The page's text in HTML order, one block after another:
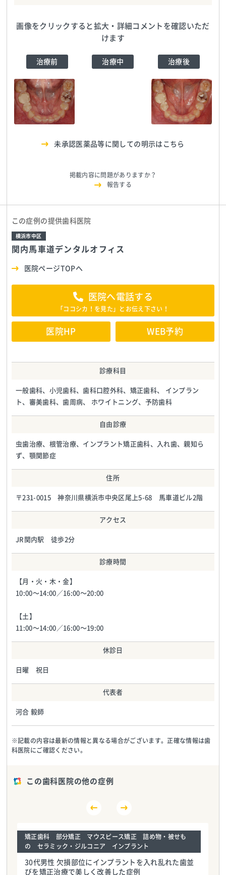
画像をクリックすると拡大・詳細コメントを確認いただ
けます
治療前 治療中 治療後
関内馬車道デンタル
オフィス
TEL:045-299-0488
関内馬車道デンタル
オフィス
TEL:045-299-0488
未承認医薬品等に関しての明示はこちら
掲載内容に問題がありますか？
報告する
この症例の提供歯科医院
関内馬車道デンタルオフィス
横浜市中区
医院ページTOPへ
医院へ電話する
「ココシカ！を見た」とお伝え下さい！
医院HP WEB予約
診療科目
一般歯科、小児歯科、歯科口腔外科、矯正歯科、 インプラン
ト、審美歯科、歯周病、 ホワイトニング、予防歯科
自由診療
虫歯治療、根管治療、インプラント矯正歯科、入れ歯、親知ら
ず、顎関節症
住所
〒231-0015 神奈川県横浜市中央区尾上5-68 馬車道ビル2階
アクセス
JR関内駅 徒歩2分
診療時間
【月・火・木・金】
10:00〜14:00／16:00〜20:00
【土】
11:00〜14:00／16:00〜19:00
休診日
日曜 祝日
代表者
河合 毅師
※記載の内容は最新の情報と異なる場合がございます。正確な情報は歯
科医院にご確認ください。
この歯科医院の他の症例
矯正歯科 部分矯正 マウスピース矯正 詰め物・被せも
の セラミック・ジルコニア インプラント
30代男性 欠損部位にインプラントを入れ乱れた歯並
びを矯正治療で美しく改善した症例